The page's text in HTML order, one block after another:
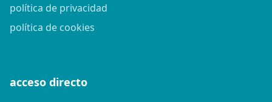
política de privacidad
política de cookies
acceso directo